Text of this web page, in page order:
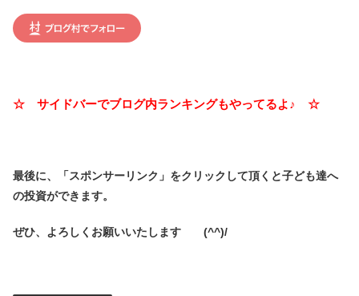
☆ サイドバーでブログ内ランキングもやってるよ♪ ☆
最後に、「スポンサーリンク」をクリックして頂くと子ども達へ
の投資ができます。
ぜひ、よろしくお願いいたします (^^)/